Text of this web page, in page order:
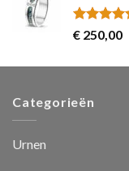
Rated5.00
out of 5
€ 250,00
Categorieën
Urnen